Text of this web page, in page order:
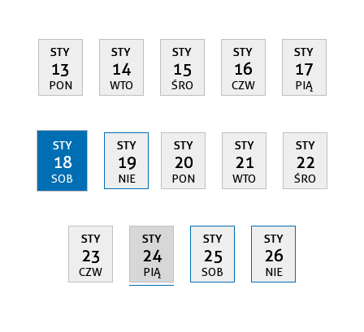
STY
13
PON
STY
14
WTO
STY
15
ŚRO
STY
16
CZW
STY
17
PIĄ
STY
18
SOB
STY
19
NIE
STY
20
PON
STY
21
WTO
STY
22
ŚRO
STY
23
CZW
STY
24
PIĄ
STY
25
SOB
STY
26
NIE